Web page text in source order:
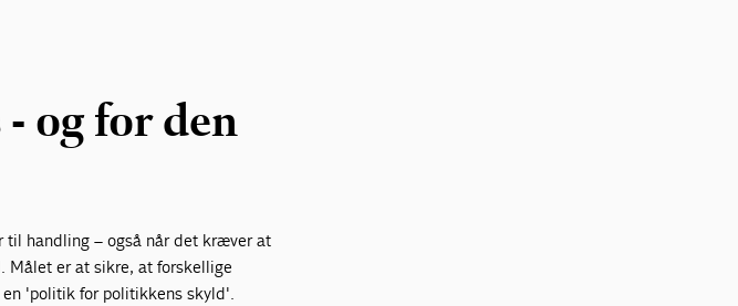
og for den
handling – også når det kræver at
Målet er at sikre, at forskellige
'politik for politikkens skyld'.